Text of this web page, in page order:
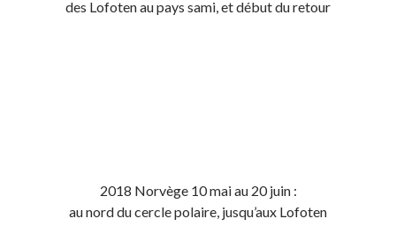
des Lofoten au pays sami, et début du retour
2018 Norvège 10 mai au 20 juin :
au nord du cercle polaire, jusqu’aux Lofoten